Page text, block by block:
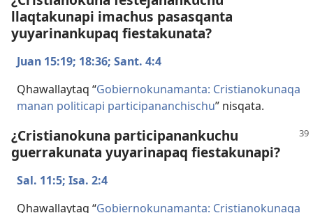
llaqtakunapi imachus pasasqanta
yuyarinankupaq fiestakunata?
Juan 15:19; 18:36; Sant. 4:4
Qhawallaytaq “Gobiernokunamanta: Cristianokunaqa
manan politicapi participananchischu” nisqata.
¿Cristianokuna participanankuchu
guerrakunata yuyarinapaq fiestakunapi?
Sal. 11:5; Isa. 2:4
Qhawallaytaq “Gobiernokunamanta: Cristianokunaqa